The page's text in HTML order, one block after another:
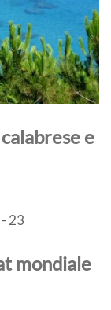
e
mondiale